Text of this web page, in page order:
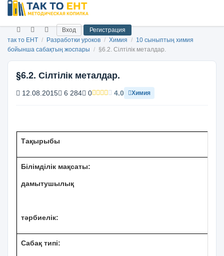
Вход
Регистрация
так то ЕНТ / Разработки уроков / Химия / 10 сыныптың химия
бойынша сабақтың жоспары / §6.2. Сілтілік металдар.
§6.2. Сілтілік металдар.
12.08.2015 6 284 0 4.0 Химия
Тақырыбы
Білімділік мақсаты:
дамытушылық
тәрбиелік:
Сабақ типі: